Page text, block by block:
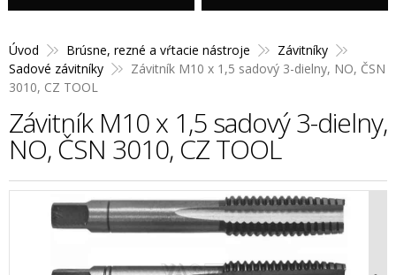
Úvod Brúsne, rezné a vŕtacie nástroje
Závitníky
Sadové závitníky
Závitník M10 x 1,5 sadový 3-dielny, NO, ČSN
3010, CZ TOOL
Závitník M10 x 1,5 sadový 3-dielny,
NO, ČSN 3010, CZ TOOL